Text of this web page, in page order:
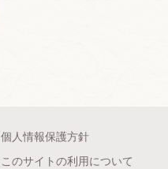
個人情報保護方針
このサイトの利用について